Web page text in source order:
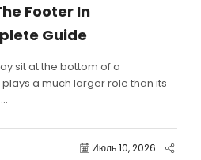
Footer In
Guide
sit at the bottom of a
a much larger role than its
Июль 10, 2026